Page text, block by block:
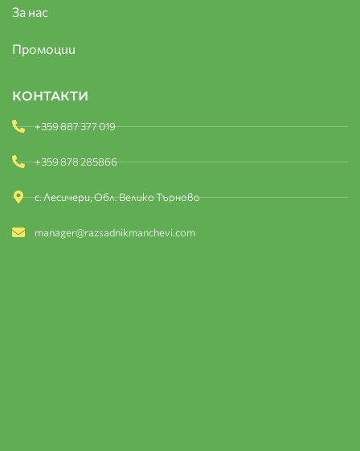
За нас
Промоции
КОНТАКТИ
+359 887 377 019
+359 878 285866
с. Лесичери, Обл. Велико Търново
manager@razsadnikmanchevi.com